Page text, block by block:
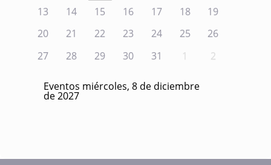
13
14 15 16 17 18
19
20
21 22 23 24 25
26
27
28 29 30 31 1 2
Eventos miércoles, 8 de diciembre
de 2027